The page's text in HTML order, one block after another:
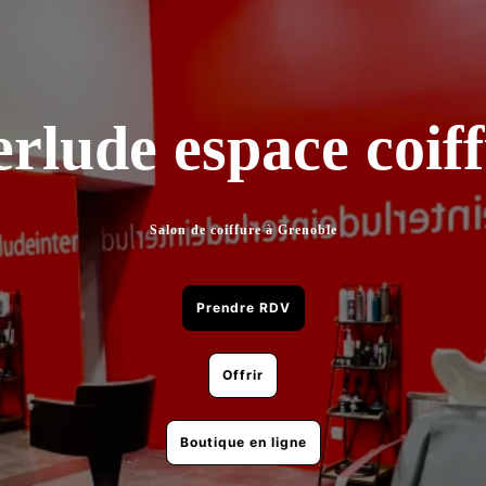
espace
Salon de coiffure à Grenoble
Prendre RDV
Offrir
Boutique en ligne